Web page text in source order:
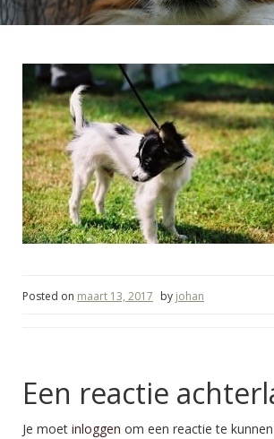
Posted on maart 13, 2017 by johan
Een reactie
Je moet inloggen om een reactie te